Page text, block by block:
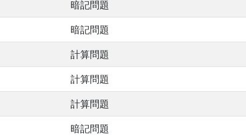
暗記問題
暗記問題
計算問題
計算問題
計算問題
暗記問題